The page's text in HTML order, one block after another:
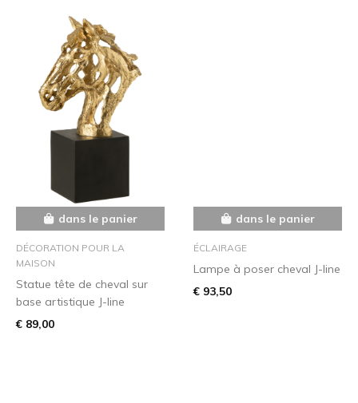
dans le panier
DÉCORATION POUR LA
MAISON
Statue tête de cheval sur
base artistique J-line
€ 89,00
dans le panier
ÉCLAIRAGE
Lampe à poser cheval J-line
€ 93,50